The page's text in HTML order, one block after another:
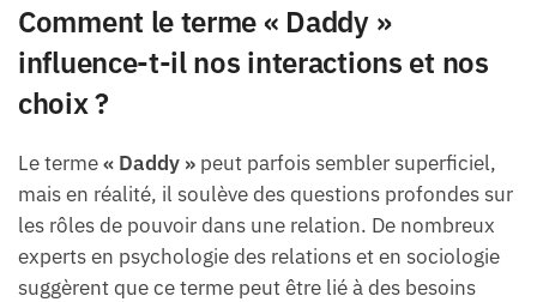
Comment le terme « Daddy »
influence-t-il nos interactions et nos
choix ?
Le terme« Daddy » peut parfois sembler superficiel,
mais en réalité, il soulève des questions profondes sur
les rôles de pouvoir dans une relation. De nombreux
experts en psychologie des relations et en sociologie
suggèrent que ce terme peut être lié à des besoins